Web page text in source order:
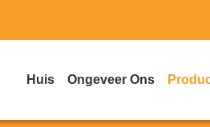
Huis Ongeveer Ons